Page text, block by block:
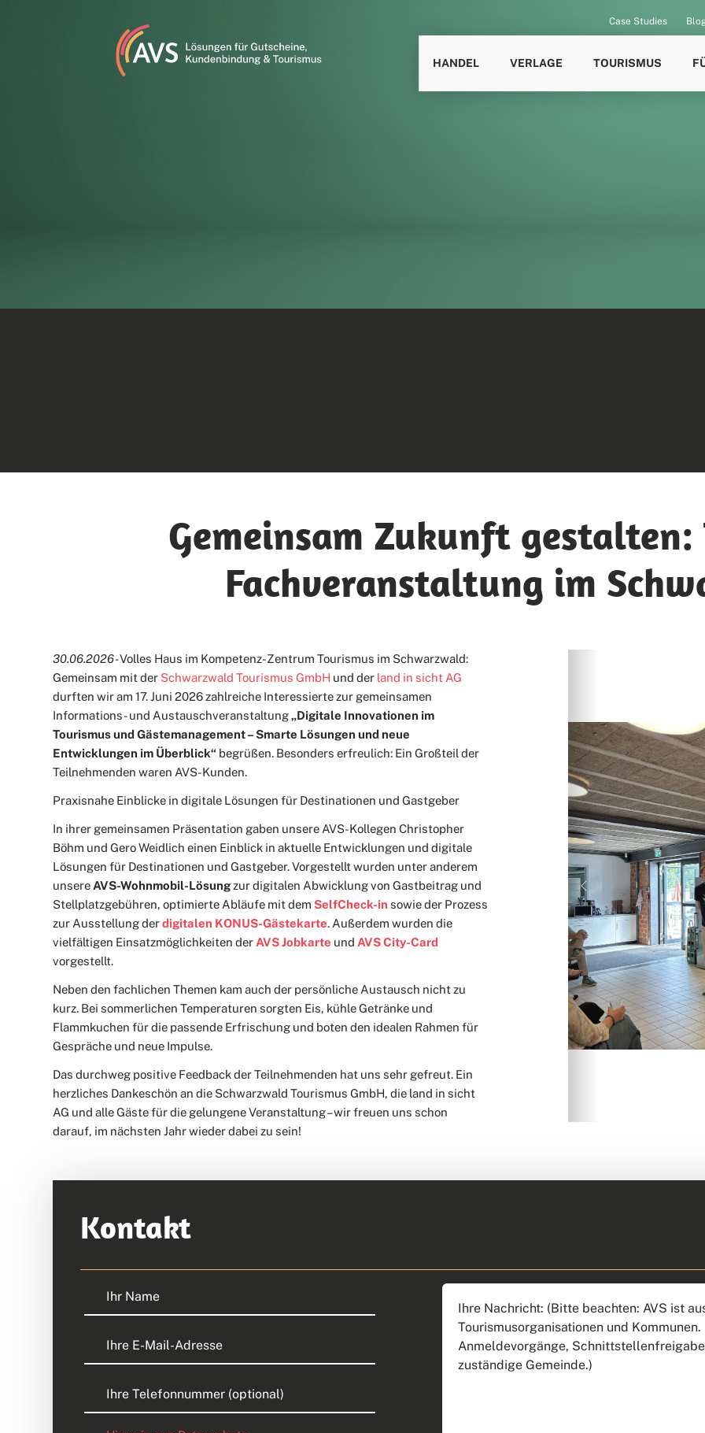
Case Studies
HANDEL VERLAGE TOURISMUS
Gemeinsam Zukunft gestalten:
Fachveranstaltung im
30.06.2026 -Volles Haus im Kompetenz-Zentrum Tourismus im Schwarzwald:
Gemeinsam mit der Schwarzwald Tourismus GmbH und der land in sicht AG
durften wir am 17. Juni 2026 zahlreiche Interessierte zur gemeinsamen
Informations- und Austauschveranstaltung„Digitale Innovationen im
Tourismus und Gästemanagement – Smarte Lösungen und neue
Entwicklungen im Überblick“ begrüßen. Besonders erfreulich: Ein Großteil der
Teilnehmenden waren AVS-Kunden.
Praxisnahe Einblicke in digitale Lösungen für Destinationen und Gastgeber
In ihrer gemeinsamen Präsentation gaben unsere AVS-Kollegen Christopher
Böhm und Gero Weidlich einen Einblick in aktuelle Entwicklungen und digitale
Lösungen für Destinationen und Gastgeber. Vorgestellt wurden unter anderem
unsere AVS-Wohnmobil-Lösungzur digitalen Abwicklung von Gastbeitrag und
Stellplatzgebühren, optimierte Abläufe mit dem SelfCheck-in sowie der Prozess
zur Ausstellung derdigitalen KONUS-Gästekarte. Außerdem wurden die
vielfältigen Einsatzmöglichkeiten der AVS Jobkarte und AVS City-Card
vorgestellt.
Neben den fachlichen Themen kam auch der persönliche Austausch nicht zu
kurz. Bei sommerlichen Temperaturen sorgten Eis, kühle Getränke und
Flammkuchen für die passende Erfrischung und boten den idealen Rahmen für
Gespräche und neue Impulse.
Das durchweg positive Feedback der Teilnehmenden hat uns sehr gefreut. Ein
herzliches Dankeschön an die Schwarzwald Tourismus GmbH, die land in sicht
AG und alle Gäste für die gelungene Veranstaltung – wir freuen uns schon
darauf, im nächsten Jahr wieder dabei zu sein!
2 3 4 5
Previous
Kontakt